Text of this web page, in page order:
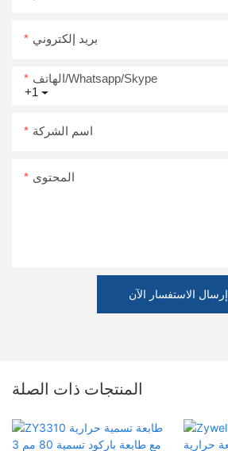
بريد إلكتروني
+1
الهاتف/Whatsapp/Skype
اسم الشركة
المحتوى
إرسال الاستفسار الآن
المنتجات ذات الصلة